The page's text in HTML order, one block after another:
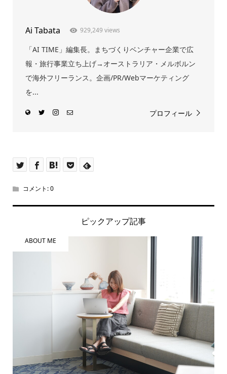
Ai Tabata 929,249 views
「AI TIME」編集長。まちづくりベンチャー企業で広
報・旅行事業立ち上げ→オーストラリア・メルボルン
で海外フリーランス。企画/PR/Webマーケティング
を...
プロフィール
コメント:0
ピックアップ記事
ABOUT ME